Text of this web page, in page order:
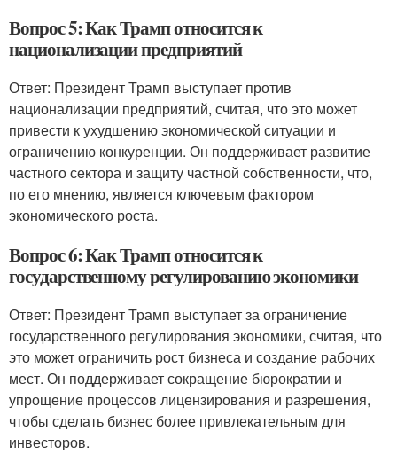
Вопрос 5: Как Трамп относится к
национализации предприятий
Ответ: Президент Трамп выступает против
национализации предприятий, считая, что это может
привести к ухудшению экономической ситуации и
ограничению конкуренции. Он поддерживает развитие
частного сектора и защиту частной собственности, что,
по его мнению, является ключевым фактором
экономического роста.
Вопрос 6: Как Трамп относится к
государственному регулированию экономики
Ответ: Президент Трамп выступает за ограничение
государственного регулирования экономики, считая, что
это может ограничить рост бизнеса и создание рабочих
мест. Он поддерживает сокращение бюрократии и
упрощение процессов лицензирования и разрешения,
чтобы сделать бизнес более привлекательным для
инвесторов.